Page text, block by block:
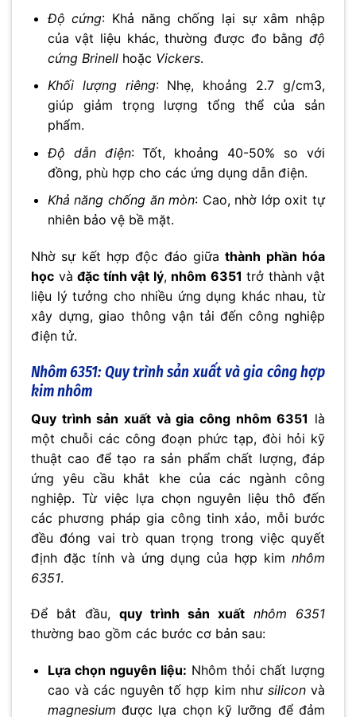
Độ cứng: Khả năng chống lại sự xâm nhập
của vật liệu khác, thường được đo bằng độ
cứng Brinellhoặc Vickers.
Khối lượng riêng: Nhẹ, khoảng 2.7 g/cm3,
giúp giảm trọng lượng tổng thể của sản
phẩm.
Độ dẫn điện: Tốt, khoảng 40-50% so với
đồng, phù hợp cho các ứng dụng dẫn điện.
Khả năng chống ăn mòn: Cao, nhờ lớp oxit tự
nhiên bảo vệ bề mặt.
Nhờ sự kết hợp độc đáo giữathành phần hóa
học và đặc tính vật lý, nhôm 6351 trở thành vật
liệu lý tưởng cho nhiều ứng dụng khác nhau, từ
xây dựng, giao thông vận tải đến công nghiệp
điện tử.
Nhôm 6351: Quy trình sản xuất và gia công hợp
kim nhôm
Quy trình sản xuất và gia công nhôm 6351 là
một chuỗi các công đoạn phức tạp, đòi hỏi kỹ
thuật cao để tạo ra sản phẩm chất lượng, đáp
ứng yêu cầu khắt khe của các ngành công
nghiệp. Từ việc lựa chọn nguyên liệu thô đến
các phương pháp gia công tinh xảo, mỗi bước
đều đóng vai trò quan trọng trong việc quyết
định đặc tính và ứng dụng của hợp kim nhôm
6351.
Để bắt đầu, quy trình sản xuất nhôm 6351
thường bao gồm các bước cơ bản sau:
Lựa chọn nguyên liệu: Nhôm thỏi chất lượng
cao và các nguyên tố hợp kim như siliconvà
magnesium được lựa chọn kỹ lưỡng để đảm